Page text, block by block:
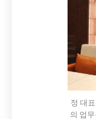
정 대
의 업